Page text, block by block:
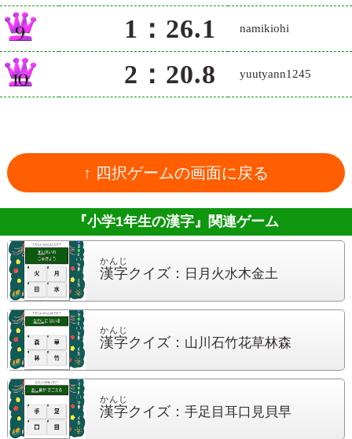
1：26.1 namikiohi
2：20.8 yuutyann1245
↑ 四択ゲームの画面に戻る
『小学1年生の漢字』 関連ゲーム
漢字
かんじ
クイズ： 日月火水木金土
漢字
かんじ
クイズ： 山川石竹花草林森
漢字
かんじ
クイズ： 手足目耳口見貝早